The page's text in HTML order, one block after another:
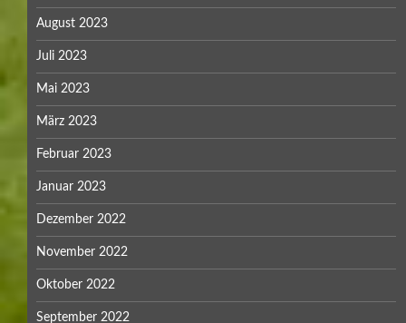
August 2023
Juli 2023
Mai 2023
März 2023
Februar 2023
Januar 2023
Dezember 2022
November 2022
Oktober 2022
September 2022